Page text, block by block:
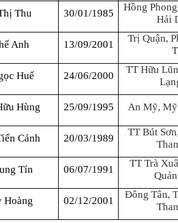
Thu 30/01/1985
Hồng
Hải
Anh 13/09/2001
Trị Quận,
Huế 24/06/2000
TT Hữu
Hùng 25/09/1995 An Mỹ,
Cảnh 20/03/1989
TT Bút
Tín 06/07/1991
TT Trà
Hoàng 02/12/2001
Đông Tân,